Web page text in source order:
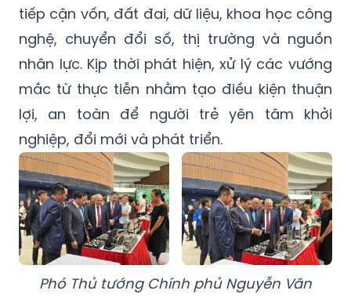
tiếp cận vốn, đất đai, dữ liệu, khoa học công
nghệ, chuyển đổi số, thị trường và nguồn
nhân lực. Kịp thời phát hiện, xử lý các vướng
mắc từ thực tiễn nhằm tạo điều kiện thuận
lợi, an toàn để người trẻ yên tâm khởi
nghiệp, đổi mới và phát triển.
Phó Thủ tướng Chính phủ Nguyễn Văn